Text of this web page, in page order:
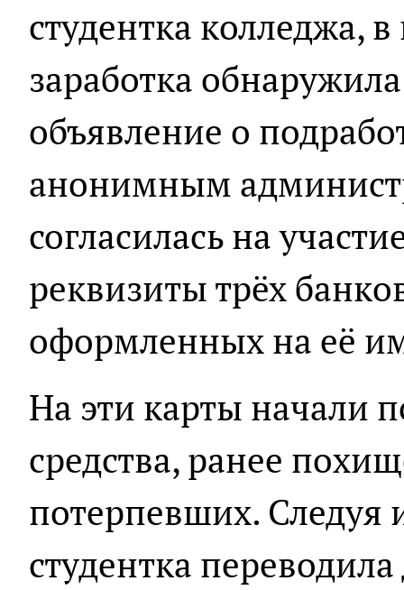
студентка колледжа,
заработка
объявление о
анонимным
согласилась на
реквизиты трёх
оформленных на её
На эти карты начали
средства, ранее
потерпевших. Следуя
студентка